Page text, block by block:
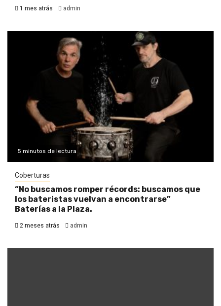
1 mes atrás admin
5 minutos de lectura
Coberturas
“No buscamos romper récords: buscamos que
los bateristas vuelvan a encontrarse”
Baterías a la Plaza.
2 meses atrás admin